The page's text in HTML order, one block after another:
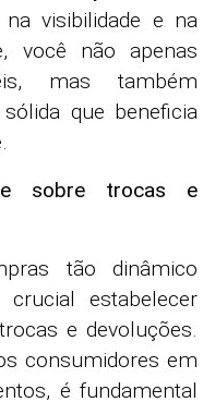
visibilidade e na
você não apenas
mas também
que beneficia
sobre trocas e
tão dinâmico
estabelecer
e devoluções.
consumidores em
é fundamental